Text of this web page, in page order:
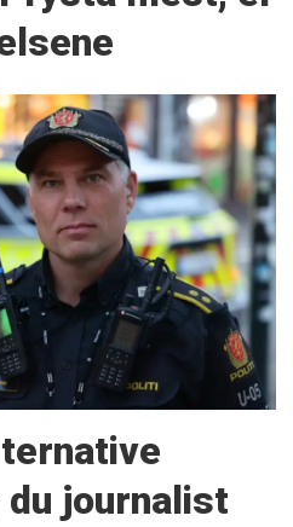
du journalist